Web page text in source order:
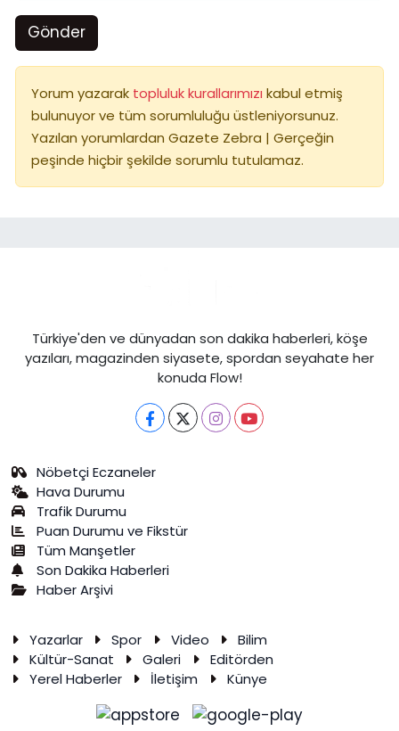
Gönder
Yorum yazarak topluluk kurallarımızı kabul etmiş
bulunuyor ve tüm sorumluluğu üstleniyorsunuz.
Yazılan yorumlardan Gazete Zebra | Gerçeğin
peşinde hiçbir şekilde sorumlu tutulamaz.
Türkiye'den ve dünyadan son dakika haberleri, köşe
yazıları, magazinden siyasete, spordan seyahate her
konuda Flow!
Nöbetçi Eczaneler
Hava Durumu
Trafik Durumu
Puan Durumu ve Fikstür
Tüm Manşetler
Son Dakika Haberleri
Haber Arşivi
Yazarlar Spor Video
Bilim
Kültür-Sanat
Galeri
Editörden
Yerel Haberler
İletişim Künye